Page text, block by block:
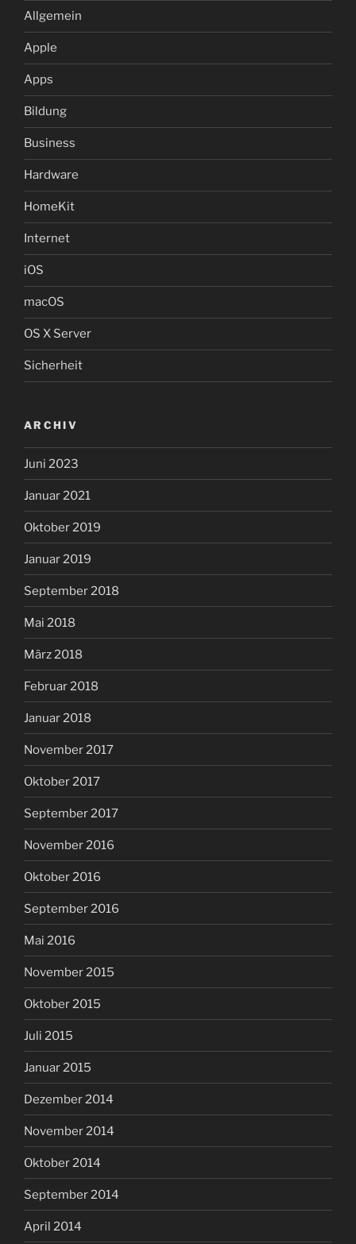
Allgemein
Apple
Apps
Bildung
Business
Hardware
HomeKit
Internet
iOS
macOS
OS X Server
Sicherheit
ARCHIV
Juni 2023
Januar 2021
Oktober 2019
Januar 2019
September 2018
Mai 2018
März 2018
Februar 2018
Januar 2018
November 2017
Oktober 2017
September 2017
November 2016
Oktober 2016
September 2016
Mai 2016
November 2015
Oktober 2015
Juli 2015
Januar 2015
Dezember 2014
November 2014
Oktober 2014
September 2014
April 2014